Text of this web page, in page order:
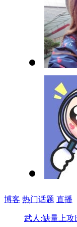
博客 热门话题 直播
武人:缺量上攻